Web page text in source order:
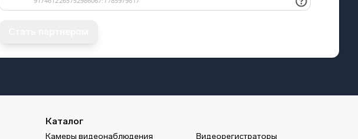
Каталог
Камеры видеонаблюдения Видеорегистраторы